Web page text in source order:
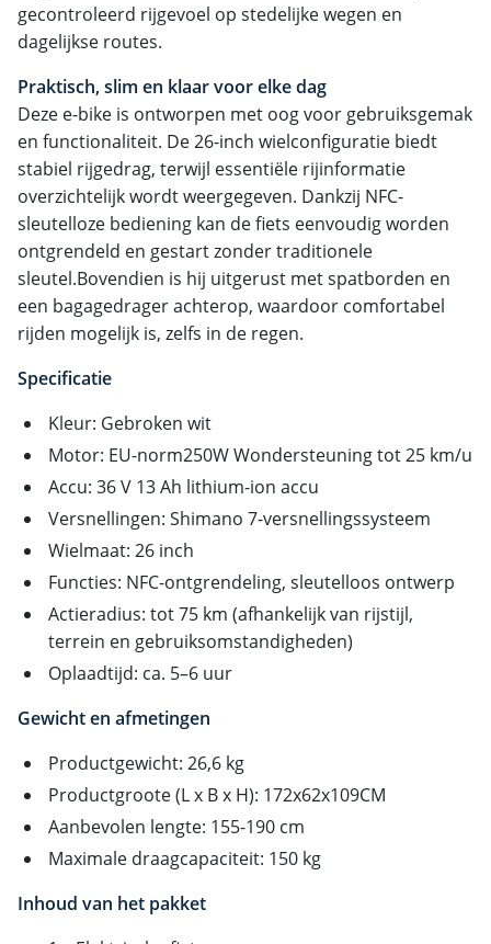
gecontroleerd rijgevoel op stedelijke wegen en
dagelijkse routes.
Praktisch, slim en klaar voor elke dag
Deze e-bike is ontworpen met oog voor gebruiksgemak
en functionaliteit. De 26-inch wielconfiguratie biedt
stabiel rijgedrag, terwijl essentiële rijinformatie
overzichtelijk wordt weergegeven. Dankzij NFC-
sleutelloze bediening kan de fiets eenvoudig worden
ontgrendeld en gestart zonder traditionele
sleutel.Bovendien is hij uitgerust met spatborden en
een bagagedrager achterop, waardoor comfortabel
rijden mogelijk is, zelfs in de regen.
Specificatie
Kleur: Gebroken wit
Motor: EU-norm250W Wondersteuning tot 25 km/u
Accu: 36 V 13 Ah lithium-ion accu
Versnellingen: Shimano 7-versnellingssysteem
Wielmaat: 26 inch
Functies: NFC-ontgrendeling, sleutelloos ontwerp
Actieradius: tot 75 km (afhankelijk van rijstijl,
terrein en gebruiksomstandigheden)
Oplaadtijd: ca. 5–6 uur
Gewicht en afmetingen
Productgewicht: 26,6 kg
Productgroote (L x B x H): 172x62x109CM
Aanbevolen lengte: 155-190 cm
Maximale draagcapaciteit: 150 kg
Inhoud van het pakket